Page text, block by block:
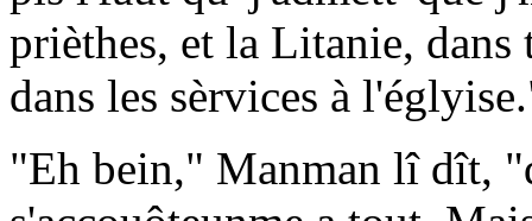
prièthes, et la Litanie,
dans les sèrvices à
"Eh bein," Manman lî dît,